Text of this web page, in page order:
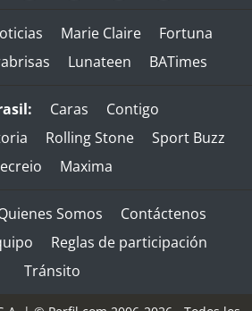
Marie Claire
Fortuna
Lunateen BATimes
Caras
Contigo
Rolling Stone
Sport Buzz
Maxima
Somos
Contáctenos
Reglas de participación
Tránsito